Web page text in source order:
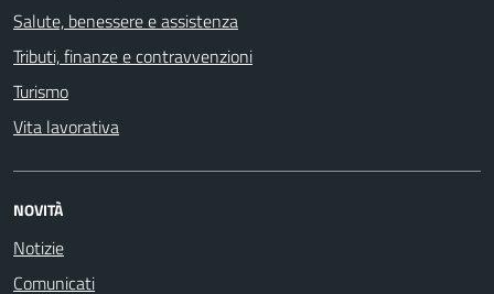
Salute, benessere e assistenza
Tributi, finanze e contravvenzioni
Turismo
Vita lavorativa
NOVITÀ
Notizie
Comunicati